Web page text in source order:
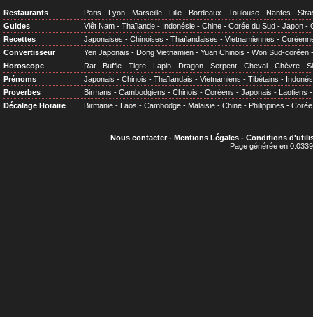
Restaurants Paris - Lyon - Marseille - Lille - Bordeaux - Toulouse - Nantes -
Guides
Viêt Nam - Thaïlande - Indonésie - Chine - Corée du Sud - Japon -
Recettes
Japonaises - Chinoises - Thaïlandaises - Vietnamiennes -
Convertisseur
Yen Japonais - Dong Vietnamien - Yuan Chinois - Won Sud-coréen
Horoscope
Rat - Buffle - Tigre - Lapin - Dragon - Serpent - Cheval - Chèvre -
Prénoms
Japonais - Chinois - Thaïlandais - Vietnamiens - Tibétains -
Proverbes
Birmans - Cambodgiens - Chinois - Coréens - Japonais - Laotiens
Décalage Horaire
Birmanie - Laos - Cambodge - Malaisie - Chine - Philippines - Corée
Nous contacter- Mentions Légales- Conditions
Page générée en